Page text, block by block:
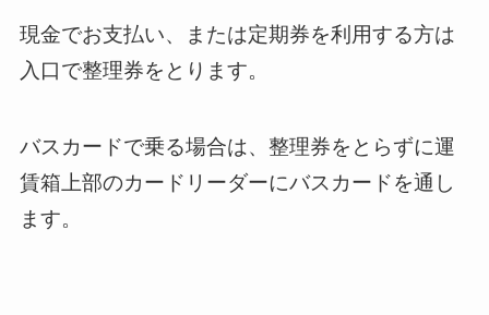
現金でお支払い、または定期券を利用する方は
入口で整理券をとります。
バスカードで乗る場合は、整理券をとらずに運
賃箱上部のカードリーダーにバスカードを通し
ます。